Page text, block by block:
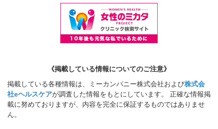
《掲載している情報についてのご注意》
掲載している各種情報は、ミーカンパニー株式会社および株式会
社eヘルスケアが調査した情報をもとにしています。 正確な情報掲
載に努めておりますが、内容を完全に保証するものではありませ
ん。